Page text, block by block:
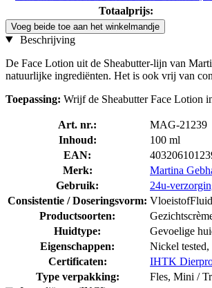
Totaalprijs:
Voeg beide toe aan het winkelmandje
Beschrijving
De Face Lotion uit de Sheabutter-lijn van
natuurlijke ingrediënten. Het is ook vrij van
Toepassing: Wrijf de Sheabutter Face Lotion
Art. nr.:
MAG-21239
Inhoud:
100 ml
EAN:
Merk:
Martina
Gebruik:
24u-
Consistentie / Doseringsvorm:
Productsoorten:
Huidtype:
Gevoelige
Eigenschappen:
Nickel
Certificaten:
IHTK
Type verpakking:
Fles, Mini /